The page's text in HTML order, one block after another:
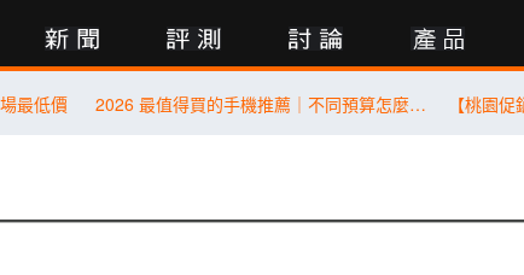
買賣 商城 登入 行動版
最低價 2026 最值得買的手機推薦｜不同預算怎麼選？5 款熱門手機完整比較